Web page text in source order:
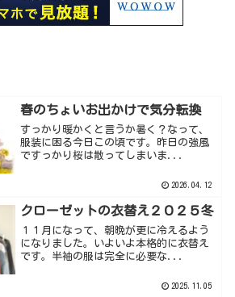
春のちょいお出かけで気分転換
すっかり暖かくと言うか暑く？なって、
服装に困る今日この頃です。昨日の強風
ですっかり桜は散ってしまいま...
2026.04.12
クローゼットの衣替え２０２５冬
１１月になって、朝晩が更に冷えるよう
になりました。いよいよ本格的に衣替え
です。半袖の服は完全に必要な...
2025.11.05